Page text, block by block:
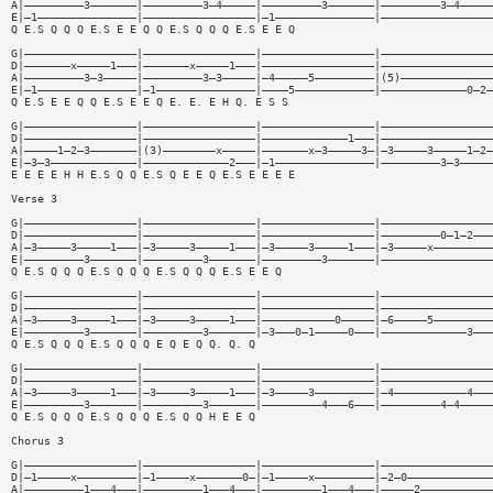
Q E.S Q Q Q E.S E E Q Q E.S Q Q Q E.S E E Q
Q E.S E E Q Q E.S E E Q E. E. E H Q. E S S
E E E E H H E.S Q Q E.S Q E E Q E.S E E E E
Verse 3
Q E.S Q Q Q E.S Q Q Q E.S Q Q Q E.S E E Q
Q E.S Q Q Q E.S Q Q Q E Q E Q Q. Q. Q
Q E.S Q Q Q E.S Q Q Q E.S Q Q H E E Q
Chorus 3